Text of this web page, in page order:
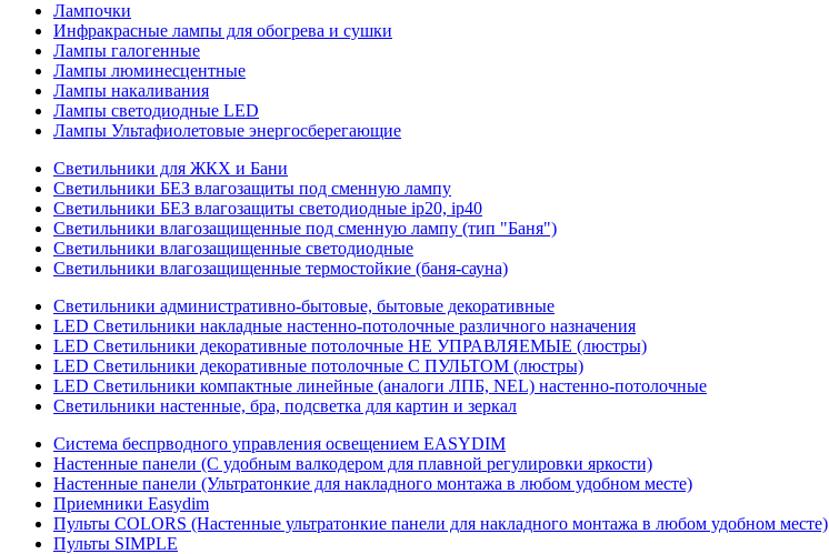
Лампочки
Инфракрасные лампы для обогрева и сушки
Лампы галогенные
Лампы люминесцентные
Лампы накаливания
Лампы светодиодные LED
Лампы Ультафиолетовые энергосберегающие
Светильники для ЖКХ и Бани
Светильники БЕЗ влагозащиты под сменную лампу
Светильники БЕЗ влагозащиты светодиодные ip20, ip40
Светильники влагозащищенные под сменную лампу (тип "Баня")
Светильники влагозащищенные светодиодные
Светильники влагозащищенные термостойкие (баня-сауна)
Светильники административно-бытовые, бытовые декоративные
LED Cветильники накладные настенно-потолочные различного назначения
LED Светильники декоративные потолочные НЕ УПРАВЛЯЕМЫЕ (люстры)
LED Светильники декоративные потолочные С ПУЛЬТОМ (люстры)
LED Светильники компактные линейные (аналоги ЛПБ, NEL) настенно-потолочные
Светильники настенные, бра, подсветка для картин и зеркал
Система беспрводного управления освещением EASYDIM
Настенные панели (С удобным валкодером для плавной регулировки яркости)
Настенные панели (Ультратонкие для накладного монтажа в любом удобном месте)
Приемники Easydim
Пульты COLORS (Настенные ультратонкие панели для накладного монтажа в любом удобном месте)
Пульты SIMPLE